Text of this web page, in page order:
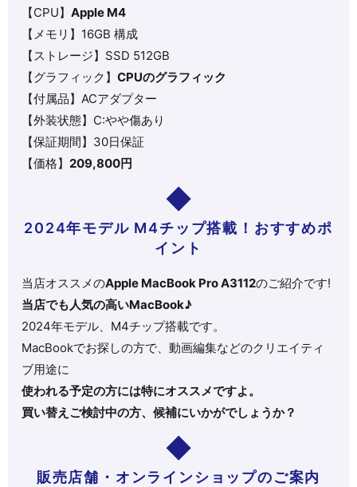
【CPU】Apple M4
【メモリ】16GB 構成
【ストレージ】SSD 512GB
【グラフィック】CPUのグラフィック
【付属品】ACアダプター
【外装状態】C:やや傷あり
【保証期間】30日保証
【価格】209,800円
2024年モデル M4チップ搭載！おすすめポ
イント
当店オススメのApple MacBook Pro A3112のご紹介です!
当店でも人気の高いMacBook♪
2024年モデル、M4チップ搭載です。
MacBookでお探しの方で、動画編集などのクリエイティ
ブ用途に
使われる予定の方には特にオススメですよ。
買い替えご検討中の方、候補にいかがでしょうか？
販売店舗・オンラインショップのご案内